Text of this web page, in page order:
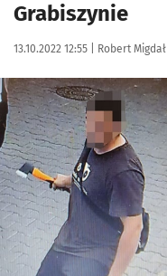
Grabiszynie
Data publikacji:
13.10.2022 12:55 | Autor:
Robert Migdał
Kliknij, aby powiększyć